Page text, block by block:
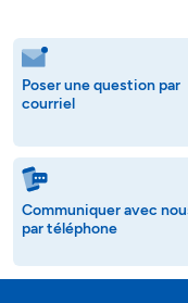
Poser une question par
courriel
Communiquer avec
par téléphone